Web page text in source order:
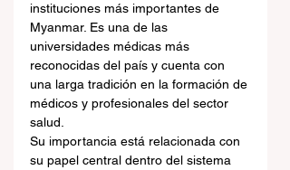
instituciones más importantes de
Myanmar. Es una de las
universidades médicas más
reconocidas del país y cuenta con
una larga tradición en la formación de
médicos y profesionales del sector
salud.
Su importancia está relacionada con
su papel central dentro del sistema